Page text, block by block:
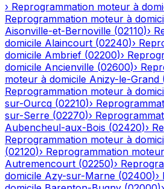
› Reprogrammation moteur à
Reprogrammation moteur à
Aisonville-et-Bernoville (02110)›
domicile Alaincourt (02240)›
domicile Ambrief (02200)›
domicile Ancienville (02600)›
moteur à domicile Anizy-le-Grand
Reprogrammation moteur à
sur-Ourcq (02210)›
sur-Serre (02270)›
Aubencheul-aux-Bois (02420)›
Reprogrammation moteur à
(02120)› Reprogrammation
Autremencourt (02250)›
domicile Azy-sur-Marne (02400)›